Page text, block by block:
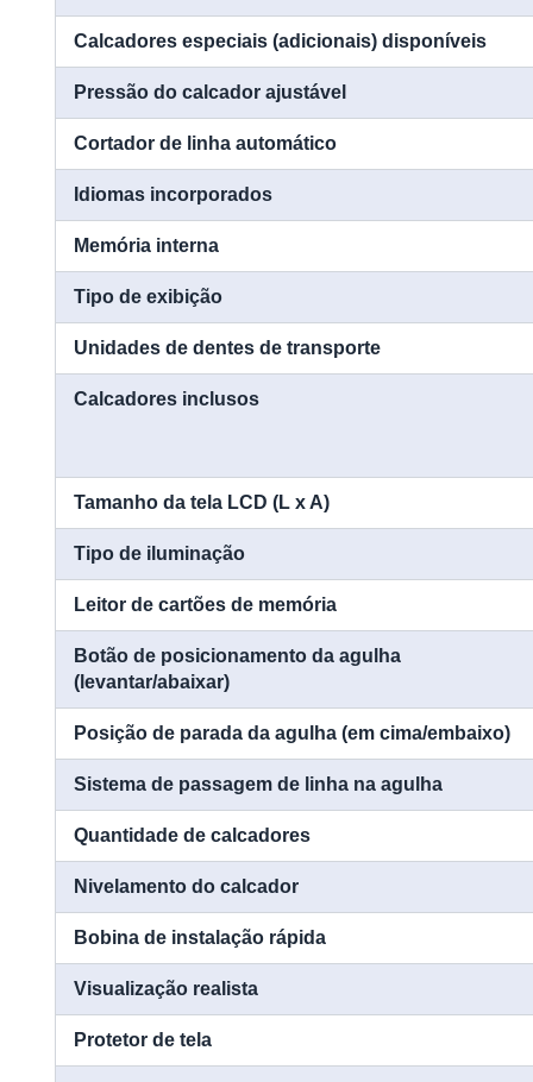
Calcadores especiais (adicionais) disponíveis
Pressão do calcador ajustável
Cortador de linha automático
Idiomas incorporados
Memória interna
Tipo de exibição
Unidades de dentes de transporte
Calcadores inclusos
Tamanho da tela LCD (L x A)
Tipo de iluminação
Leitor de cartões de memória
Botão de posicionamento da agulha
(levantar/abaixar)
Posição de parada da agulha (em cima/embaixo)
Sistema de passagem de linha na agulha
Quantidade de calcadores
Nivelamento do calcador
Bobina de instalação rápida
Visualização realista
Protetor de tela